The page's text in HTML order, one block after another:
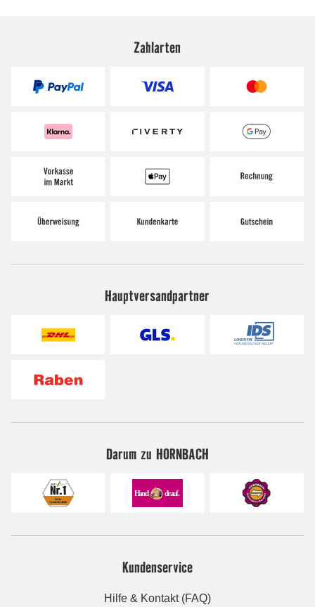
Zahlarten
Hauptversandpartner
Darum zu HORNBACH
Kundenservice
Hilfe & Kontakt (FAQ)